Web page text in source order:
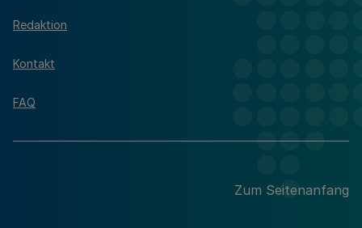
Redaktion
Kontakt
FAQ
Zum Seitenanfang